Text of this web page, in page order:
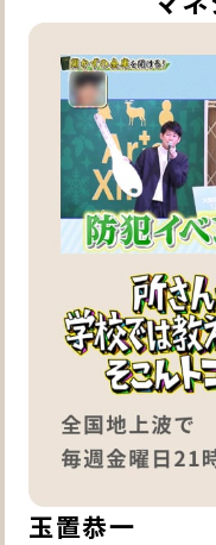
玉置恭一